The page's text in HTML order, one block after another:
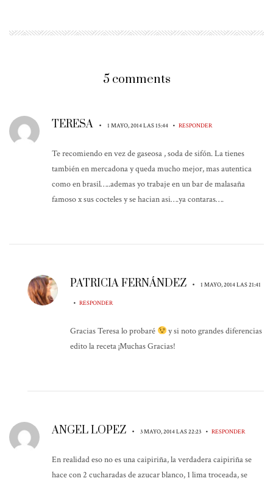
5 comments
TERESA • 1 MAYO, 2014 LAS 15:44 • RESPONDER
Te recomiendo en vez de gaseosa , soda de sifón. La tienes
también en mercadona y queda mucho mejor, mas autentica
como en brasil…..ademas yo trabaje en un bar de malasaña
famoso x sus cocteles y se hacian asi….ya contaras….
PATRICIA FERNÁNDEZ • 1 MAYO, 2014 LAS 21:41
• RESPONDER
Gracias Teresa lo probaré
y si noto grandes diferencias
edito la receta ¡Muchas Gracias!
ANGEL LOPEZ • 3 MAYO, 2014 LAS 22:23 • RESPONDER
En realidad eso no es una caipiriña, la verdadera caipiriña se
hace con 2 cucharadas de azucar blanco, 1 lima troceada, se